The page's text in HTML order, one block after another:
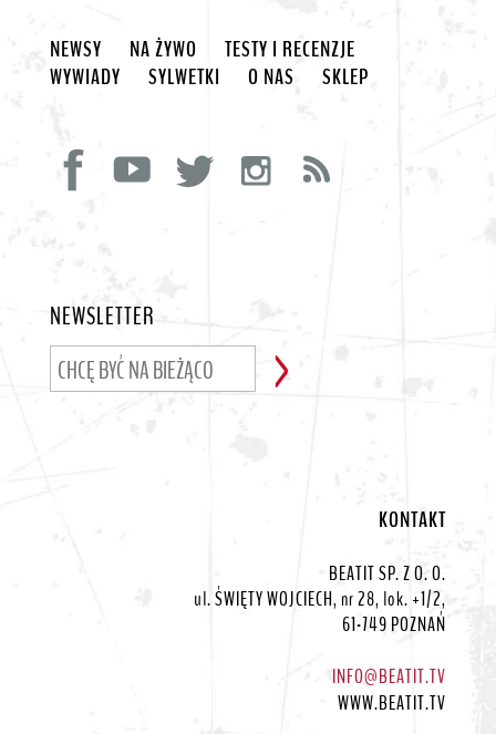
NEWSY NA ŻYWO
TESTY I RECENZJE
WYWIADY
SYLWETKI O NAS SKLEP
NEWSLETTER
KONTAKT
BEATIT SP. Z O. O.
ul. ŚWIĘTY WOJCIECH, nr 28, lok. +1/2,
61-749 POZNAŃ
INFO@BEATIT.TV
WWW.BEATIT.TV